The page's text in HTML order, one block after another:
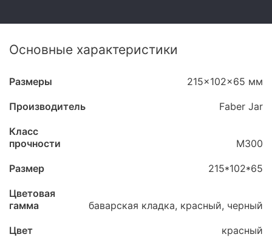
Основные характеристики
Размеры 215x102x65 мм
Производитель Faber Jar
Класс
прочности
М300
Размер 215*102*65
Цветовая
гамма
баварская кладка, красный, черный
Цвет красный